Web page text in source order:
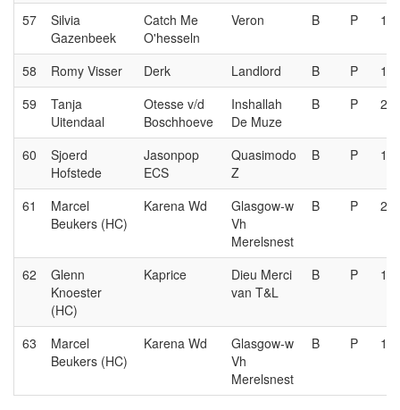
57
Silvia
Gazenbeek
Catch Me
O'hesseln
Veron B P 1e
58 Romy Visser Derk Landlord B P
1e
59
Tanja
Uitendaal
Otesse v/d
Boschhoeve
Inshallah
De Muze
B P 2e
60
Sjoerd
Hofstede
Jasonpop
ECS
Quasimodo
Z
B P 1e
61
Marcel
Beukers (HC)
Karena Wd
Glasgow-w
Vh
Merelsnest
B P 2e
62
Glenn
Knoester
(HC)
Kaprice
Dieu Merci
van T&L
B P 1e
63
Marcel
Beukers (HC)
Karena Wd
Glasgow-w
Vh
Merelsnest
B P 1e